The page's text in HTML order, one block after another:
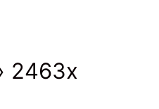
2463x